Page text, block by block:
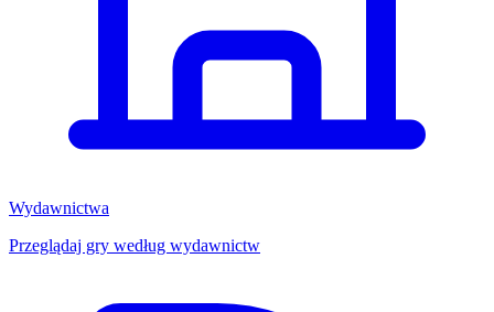
Wydawnictwa
Przeglądaj gry według wydawnictw